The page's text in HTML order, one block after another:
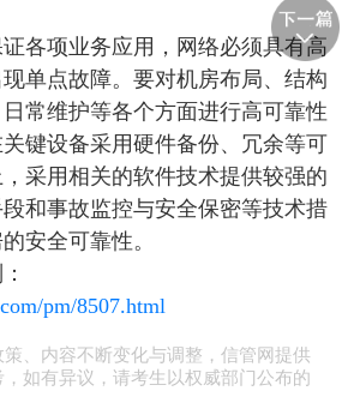
各项业务应用，网络必须具有高
单点故障。要对机房布局、结构
常维护等各个方面进行高可靠性
键设备采用硬件备份、冗余等可
采用相关的软件技术提供较强的
和事故监控与安全保密等技术措
安全可靠性。
pm/8507.html
、内容不断变化与调整，信管网提供
如有异议，请考生以权威部门公布的